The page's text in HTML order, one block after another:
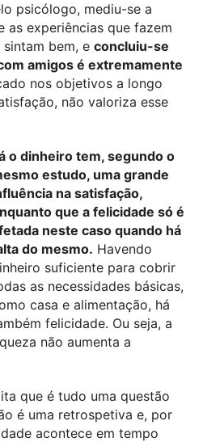
psicólogo, mediu-se a
as experiências que fazem
bem, e concluiu-se
amigos é extremamente
nos objetivos a longo
não valoriza esse
o dinheiro tem, segundo o
estudo, uma grande
na satisfação,
que a felicidade só é
neste caso quando há
do mesmo. Havendo
suficiente para cobrir
as necessidades básicas,
casa e alimentação, há
felicidade. Ou seja, a
não aumenta a
que é tudo uma questão
é uma retrospetiva e, por
acontece em tempo